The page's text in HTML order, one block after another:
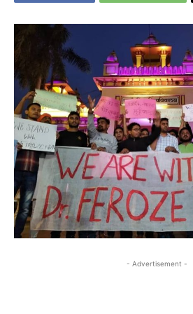
- Advertisement -